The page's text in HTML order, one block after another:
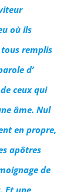
où ils
remplis
d’
ceux qui
âme. Nul
en propre,
apôtres
de